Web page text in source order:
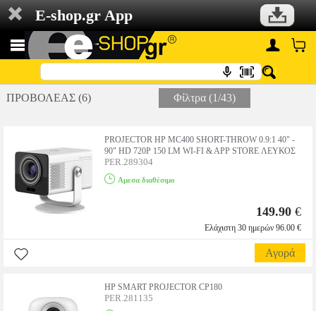
E-shop.gr App
ΠΡΟΒΟΛΕΑΣ (6) Φίλτρα (1/43)
PROJECTOR HP MC400 SHORT-THROW 0.9:1 40" -
90" HD 720P 150 LM WI-FI & APP STORE ΛΕΥΚΟΣ
PER.289304
Αμεσα διαθέσιμο
149.90 €
Ελάχιστη 30 ημερών 96.00 €
Αγορά
HP SMART PROJECTOR CP180
PER.281135